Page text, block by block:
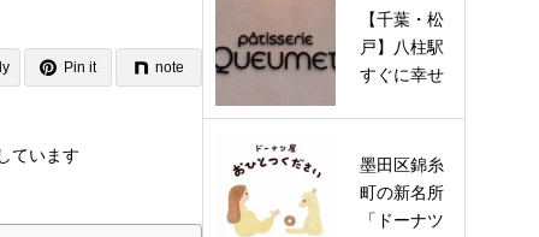
Pin it note
ています
【千葉・松
戸】八柱駅
すぐに幸せ
墨田区錦糸
町の新名所
「ドーナツ